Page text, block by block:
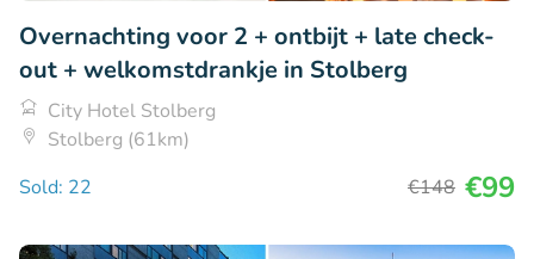
Overnachting voor 2 + ontbijt + late check-
out + welkomstdrankje in Stolberg
City Hotel Stolberg
Stolberg (61km)
Sold: 22
€148 €99